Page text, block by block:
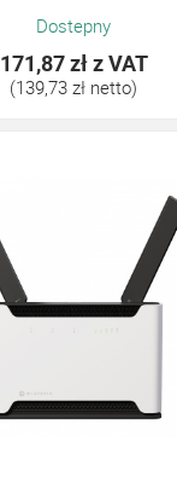
Dostepny
171,87 złz VAT
(139,73 zł netto)